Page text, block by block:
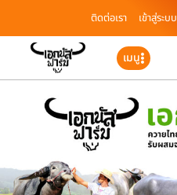
ติดต่อเรา เข้าสู่ระบบ
เมนู